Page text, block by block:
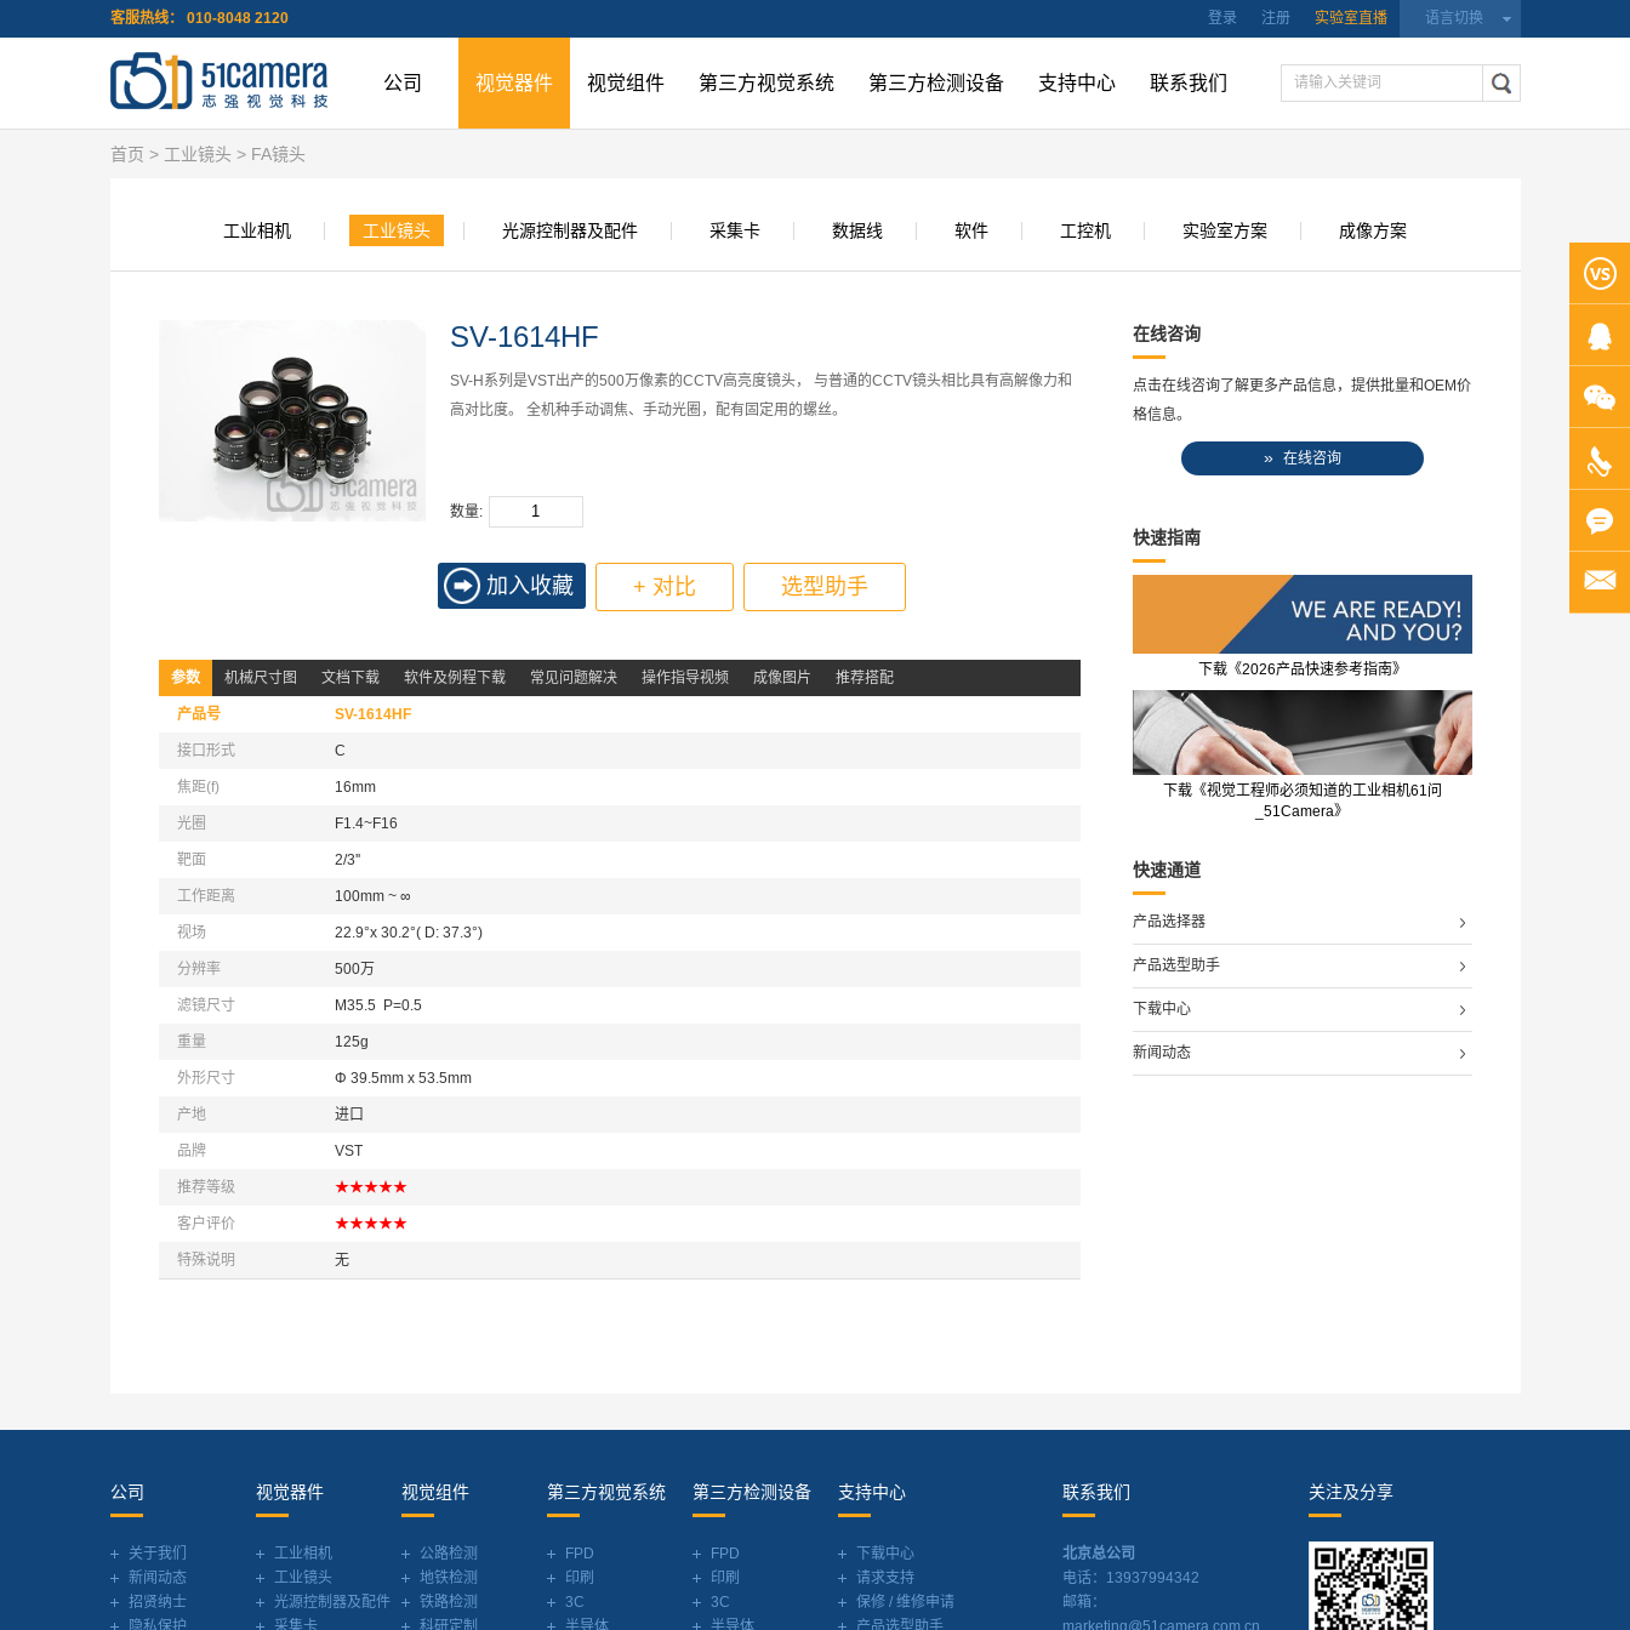
客服热线： 010-8048 2120 语言切换
登录 注册 实验室直播
公司 视觉器件 视觉组件 第三方视觉系统 第三方检测设备 支持中心 联系我们
首页 > 工业镜头 > FA镜头
工业相机 工业镜头 光源控制器及配件 采集卡 数据线 软件 工控机 实验室方案 成像方案
SV-1614HF
SV-H系列是VST出产的500万像素的CCTV高亮度镜头， 与普通的CCTV镜头相比具有高解像力和
高对比度。 全机种手动调焦、手动光圈，配有固定用的螺丝。
数量:
加入收藏 + 对比 选型助手
参数 机械尺寸图 文档下载 软件及例程下载 常见问题解决 操作指导视频 成像图片 推荐搭配
产品号 SV-1614HF
接口形式 C
焦距(f) 16mm
光圈 F1.4~F16
靶面 2/3''
工作距离 100mm ~ ∞
视场 22.9°x 30.2°( D: 37.3°)
分辨率 500万
滤镜尺寸 M35.5 P=0.5
重量 125g
外形尺寸 Φ 39.5mm x 53.5mm
产地 进口
品牌 VST
推荐等级 ★★★★★
客户评价 ★★★★★
特殊说明 无
在线咨询
点击在线咨询了解更多产品信息，提供批量和OEM价
格信息。
» 在线咨询
快速指南
下载《2026产品快速参考指南》
下载《视觉工程师必须知道的工业相机61问
_51Camera》
快速通道
产品选择器
产品选型助手
下载中心
新闻动态
公司
关于我们
新闻动态
招贤纳士
隐私保护
视觉器件
工业相机
工业镜头
光源控制器及配件
采集卡
视觉组件
公路检测
地铁检测
铁路检测
科研定制
第三方视觉系统
FPD
印刷
3C
半导体
第三方检测设备
FPD
印刷
3C
半导体
支持中心
下载中心
请求支持
保修 / 维修申请
产品选型助手
联系我们
北京总公司
电话：13937994342
邮箱：
marketing@51camera.com.cn
关注及分享